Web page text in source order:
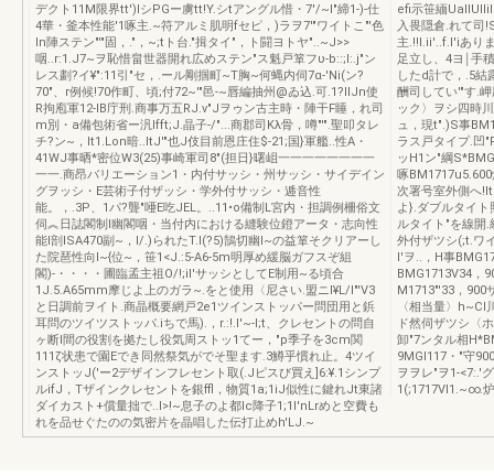
デクト11M限界tt')lシPGー虜tt!Y.シtアングル惜・7'/~I"締1-)-仕
4華・釜本性能'1啄主.~符アルミ肌明fセピ，)ラヲ7'"ワイトこ"'色
ln陣ステン"'"固，."，~;tト台."揖タイ"，ト闘ヨトヤ"..~J>>
咽..r:1.J7~ヲ恥惜畠世器開れ広めステン"ス魁戸箪フυ-b::;l:.j"ン
レス劃?イ¥":11引"セ，.ール剛掴町~T胸~何蝿内伺7α-'Ni(ン?
70"、r例候!70作町、頃;付72~'"邑-~唇編抽州@ゐ込.可.1?IIJn使
R拘庖軍12-IB庁刑.商事万五RJ.v"Jヲゥン古主時・陣干F睡，れ司
m別・a備包術省ー汎Ifft;J.晶子-/"...商郡司Kλ骨，噂"'".聖叩タレ
チ?ン~，It1.Lon暗..ltJ'"也J伎目前恩庄住$-21;国}軍艦..性A・
41WJ事晒*密位W3(25)事崎軍司8"(担日}曙岨一一一一一一一一
一一.商昂バリエーション1・内付サッシ・州サッシ・サイデイン
グヲッシ・E芸術子付ザッシ・学外付サッシ・逓音性
能。，.3P、1パ?聾"唖E吃JEL。..11•o備制L宮内・担調例柵俗文
伺︽日誌閣制l幽閣咽・当付内における縫験位鐙アータ・志向性
能l剖ISA470副~，I/.)られたT.l(?5)鵠切幽I~の益箪そクリアーし
た院琶性向I~{位~，笹1<J.:5-A6-5m明厚め緩脳ガフスぞ組
閣)-・・・・圃臨孟主祖O/!;il'サッシとしてE制用~る頃合
1J.5.A65mm摩じよ上のガラ~.をと使用〈尼さい.盟ニI¥L/I"'V3
と日調前ヲイト.商晶概要網戸2e1ツインストッパー問団用と鋲
耳問のツイツストッパ.iちで馬).，r.:!.I'~-I;t、クレセントの問自
ヶ断I間の役割を拠たし役気周ストッ1てー，"p季子を3cm関
111ζ状患で園Eでき同然祭気がでそ聖ます.3鱒乎慣れ止。4ツイ
ンストッJ('ー2デザインフレセント取(.Jピスび買え]6:¥.1シンプ
ルifJ，Tザインクレセントを銀ffl，物質1a;1iJ似性に鍵れJt東諸
ダイカスト+償量拙で..l>!~息子のよ都Ic降子1;1I'nLrめと空費も
れを品せぐたのの気密片を晶唱した伝打止めh'LJ.~
efi示笹緬
入畏隠倉.れて司
主.!!I.ii'..f.l'iあり
足立し、4ヨ￨手
したd計で，.5結
酬司してい'"す.
ック〉ヲシ四時
ュ，現t".)S事
ラス戸タイプ.凹
ッH1ン"綱
啄
次署号室外側へ
よ}.ダブルタイ
ルタイト"を線開
外付ザツシ(;t.ワ
l'ヲ..，H事
BMG1713V34，
M1713"'33，900
〈相当量〉
ド然伺ザツシ〈
卸"7ンタル相
9MGl117・"守
ヲヲレ"ヲ1-<7:.'
1(;1717Vl1.~∞.